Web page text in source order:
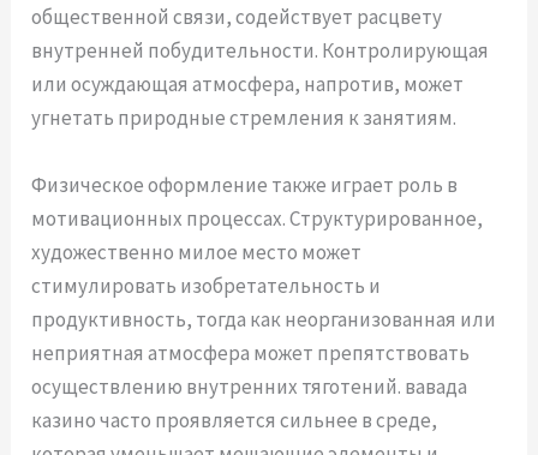
общественной связи, содействует расцвету
внутренней побудительности. Контролирующая
или осуждающая атмосфера, напротив, может
угнетать природные стремления к занятиям.
Физическое оформление также играет роль в
мотивационных процессах. Структурированное,
художественно милое место может
стимулировать изобретательность и
продуктивность, тогда как неорганизованная или
неприятная атмосфера может препятствовать
осуществлению внутренних тяготений. вавада
казино часто проявляется сильнее в среде,